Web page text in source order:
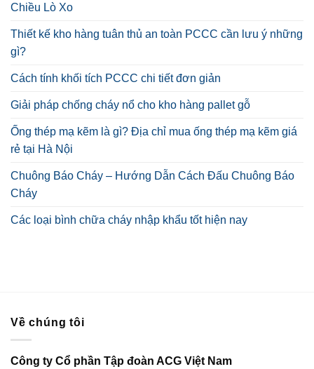
Chiều Lò Xo
Thiết kế kho hàng tuân thủ an toàn PCCC cần lưu ý những
gì?
Cách tính khối tích PCCC chi tiết đơn giản
Giải pháp chống cháy nổ cho kho hàng pallet gỗ
Ống thép mạ kẽm là gì? Địa chỉ mua ống thép mạ kẽm giá
rẻ tại Hà Nội
Chuông Báo Cháy – Hướng Dẫn Cách Đấu Chuông Báo
Cháy
Các loại bình chữa cháy nhập khẩu tốt hiện nay
Về chúng tôi
Công ty Cổ phần Tập đoàn ACG Việt Nam